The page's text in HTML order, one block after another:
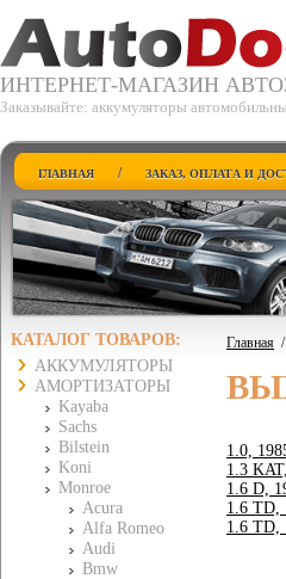
ИНТЕРНЕТ-МАГАЗИН
Заказывайте: аккумуляторы
ГЛАВНАЯ / ЗАКАЗ, ОПЛАТА И
КАТАЛОГ ТОВАРОВ:
АККУМУЛЯТОРЫ
АМОРТИЗАТОРЫ
Kayaba
Sachs
Bilstein
Koni
Monroe
Acura
Alfa Romeo
Audi
Bmw
Главная /
1.0,
1.3
1.6 D,
1.6 TD,
1.6 TD,